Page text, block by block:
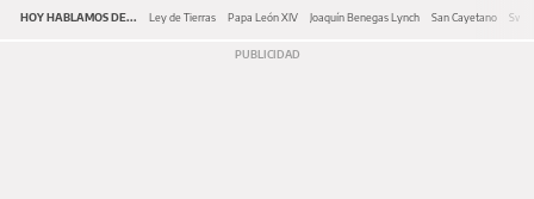
HOY HABLAMOS DE... Ley de Tierras Papa León XIV Joaquín Benegas Lynch San Cayetano